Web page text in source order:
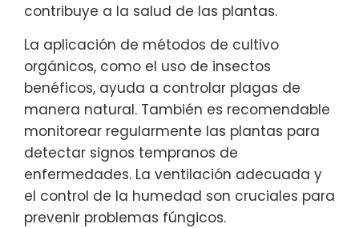
contribuye a la salud de las plantas.
La aplicación de métodos de cultivo
orgánicos, como el uso de insectos
benéficos, ayuda a controlar plagas de
manera natural. También es recomendable
monitorear regularmente las plantas para
detectar signos tempranos de
enfermedades. La ventilación adecuada y
el control de la humedad son cruciales para
prevenir problemas fúngicos.